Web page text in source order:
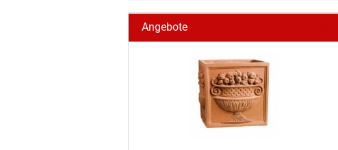
Angebote